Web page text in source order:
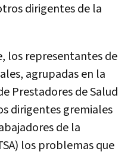
dirigentes de la
los representantes de
agrupadas en la
Prestadores de Salud
dirigentes gremiales
de la
los problemas que